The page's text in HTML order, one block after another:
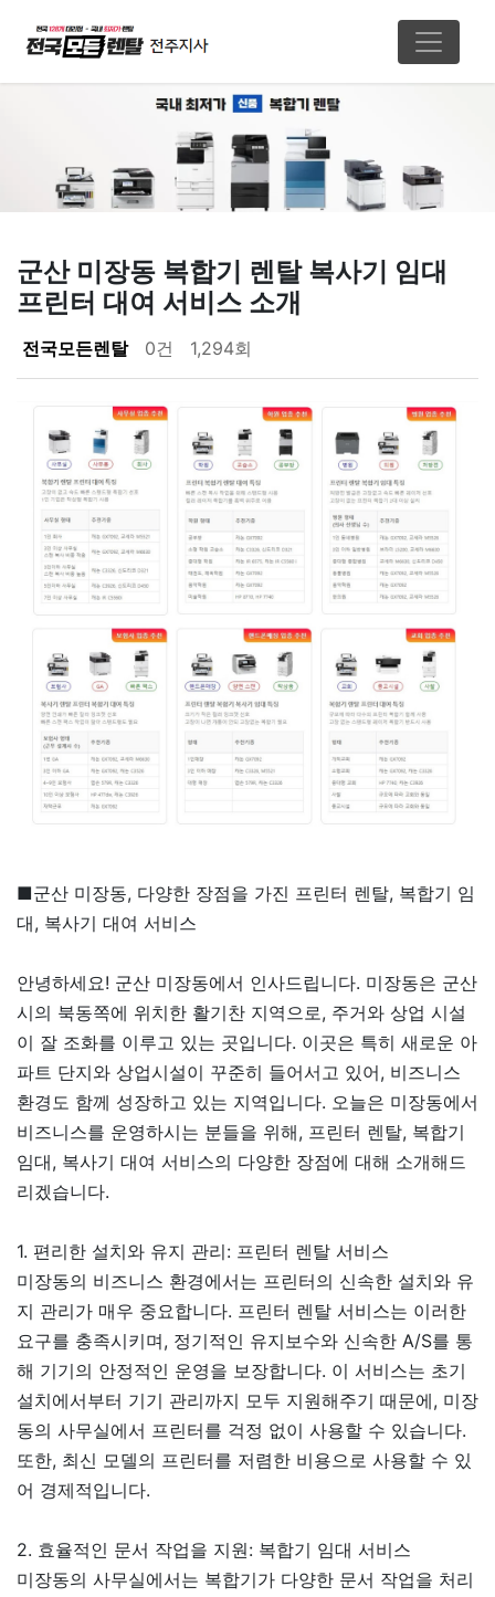
군산 미장동 복합기 렌탈 복사기 임대
프린터 대여 서비스 소개
페이지 정보
전국모든렌탈 0건 1,294회
■군산 미장동, 다양한 장점을 가진 프린터 렌탈, 복합기 임
대, 복사기 대여 서비스
안녕하세요! 군산 미장동에서 인사드립니다. 미장동은 군산
시의 북동쪽에 위치한 활기찬 지역으로, 주거와 상업 시설
이 잘 조화를 이루고 있는 곳입니다. 이곳은 특히 새로운 아
파트 단지와 상업시설이 꾸준히 들어서고 있어, 비즈니스
환경도 함께 성장하고 있는 지역입니다. 오늘은 미장동에서
비즈니스를 운영하시는 분들을 위해, 프린터 렌탈, 복합기
임대, 복사기 대여 서비스의 다양한 장점에 대해 소개해드
리겠습니다.
1. 편리한 설치와 유지 관리: 프린터 렌탈 서비스
미장동의 비즈니스 환경에서는 프린터의 신속한 설치와 유
지 관리가 매우 중요합니다. 프린터 렌탈 서비스는 이러한
요구를 충족시키며, 정기적인 유지보수와 신속한 A/S를 통
해 기기의 안정적인 운영을 보장합니다. 이 서비스는 초기
설치에서부터 기기 관리까지 모두 지원해주기 때문에, 미장
동의 사무실에서 프린터를 걱정 없이 사용할 수 있습니다.
또한, 최신 모델의 프린터를 저렴한 비용으로 사용할 수 있
어 경제적입니다.
2. 효율적인 문서 작업을 지원: 복합기 임대 서비스
미장동의 사무실에서는 복합기가 다양한 문서 작업을 처리